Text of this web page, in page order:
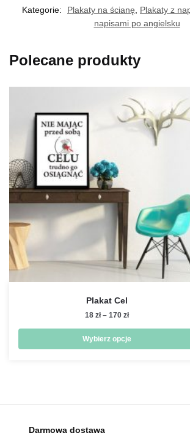
Kategorie:
Plakaty na ścianę, Plakaty z
napisami po angielsku
Polecane produkty
Plakat Cel
18 zł – 170 złZakres
od
18 zł
Wybierz opcje
Darmowa dostawa